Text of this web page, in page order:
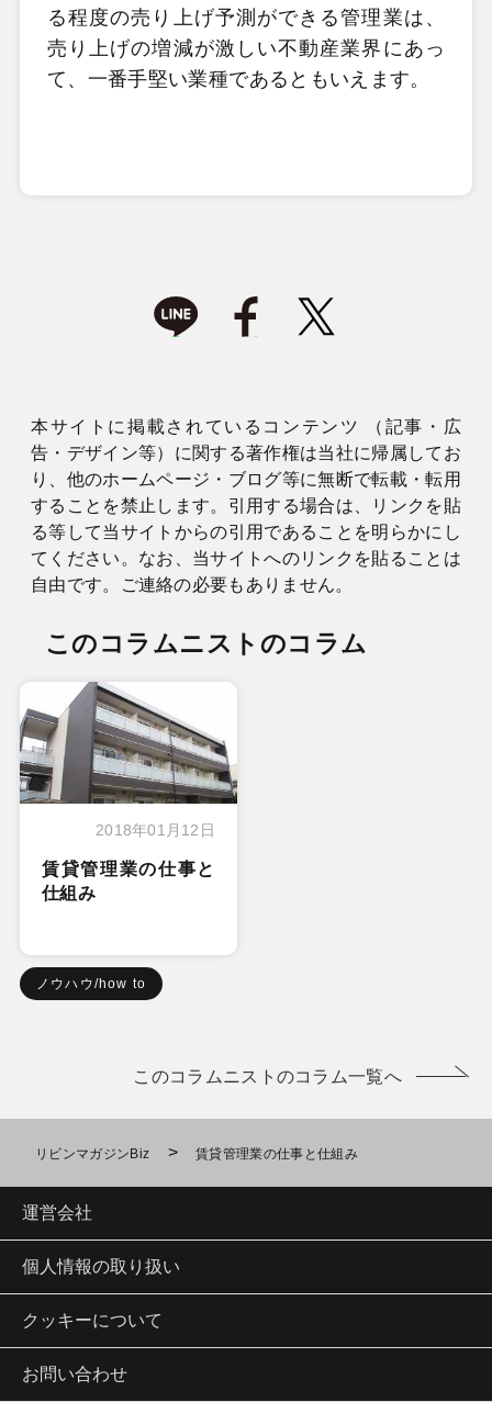
る程度の売り上げ予測ができる管理業は、
売り上げの増減が激しい不動産業界にあっ
て、一番手堅い業種であるともいえます。
本サイトに掲載されているコンテンツ （記事・広
告・デザイン等）に関する著作権は当社に帰属してお
り、他のホームページ・ブログ等に無断で転載・転用
することを禁止します。引用する場合は、リンクを貼
る等して当サイトからの引用であることを明らかにし
てください。なお、当サイトへのリンクを貼ることは
自由です。ご連絡の必要もありません。
このコラムニストのコラム
2018年01月12日
賃貸管理業の仕事と
仕組み
ノウハウ/how to
このコラムニストのコラム一覧へ
リビンマガジンBiz > 賃貸管理業の仕事と仕組み
運営会社
個人情報の取り扱い
クッキーについて
お問い合わせ